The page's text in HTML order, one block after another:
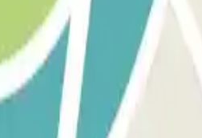
la section "Informations
de votre réservation, utilisez le
la sortie, le processus est le